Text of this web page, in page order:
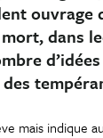
ouvrage
dans
mais indique